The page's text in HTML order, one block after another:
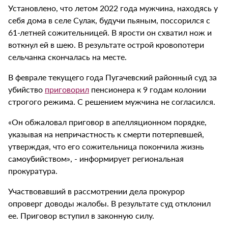
Установлено, что летом 2022 года мужчина, находясь у
себя дома в селе Сулак, будучи пьяным, поссорился с
61-летней сожительницей. В ярости он схватил нож и
воткнул ей в шею. В результате острой кровопотери
сельчанка скончалась на месте.
В феврале текущего года Пугачевский районный суд за
убийство приговорил пенсионера к 9 годам колонии
строгого режима. С решением мужчина не согласился.
«Он обжаловал приговор в апелляционном порядке,
указывая на непричастность к смерти потерпевшей,
утверждая, что его сожительница покончила жизнь
самоубийством», - информирует региональная
прокуратура.
Участвовавший в рассмотрении дела прокурор
опроверг доводы жалобы. В результате суд отклонил
ее. Приговор вступил в законную силу.